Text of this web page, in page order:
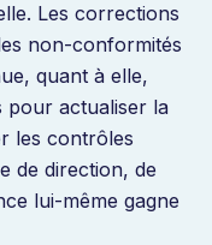
Les corrections
non-conformités
quant à elle,
actualiser la
les contrôles
de direction, de
lui-même gagne